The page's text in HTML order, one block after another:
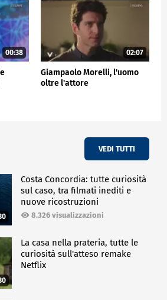
00:38 02:07
Giampaolo Morelli, l'uomo
oltre l'attore
VEDI TUTTI
Costa Concordia: tutte curiosità
sul caso, tra filmati inediti e
nuove ricostruzioni
8.326 visualizzazioni
La casa nella prateria, tutte le
curiosità sull'atteso remake
Netflix